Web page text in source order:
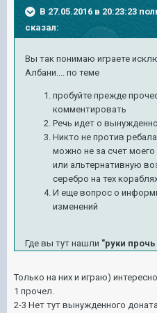
В 27.05.2016 в 20:23:23
сказал:
Вы так понимаю играете
Албани.... по теме
пробуйте прежде
комментировать
Речь идет о
Никто не против
можно не за счет
или альтернативную
серебро на тех
И еще вопрос о
изменений
Где вы тут нашли "руки
Только на них и играю)
1 прочел.
2-3 Нет тут вынужденного